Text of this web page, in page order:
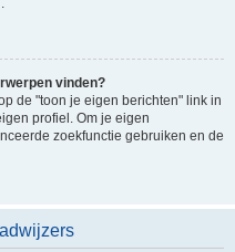
vinden?
de "toon je eigen berichten" link in
profiel. Om je eigen
zoekfunctie gebruiken en de